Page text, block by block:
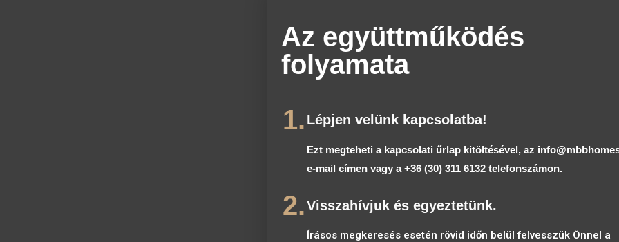
Az együttműködés
folyamata
1. Lépjen velünk kapcsolatba!
Ezt megteheti a kapcsolati űrlap kitöltésével, az
e-mail címen vagy a+36 (30) 311 6132 telefonszámon.
2.Visszahívjuk és egyeztetünk.
Írásos megkeresés esetén rövid időn belül felvesszük Önnel a